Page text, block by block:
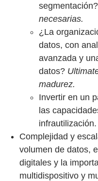
segmentación?
necesarias.
¿La
datos, con
avanzada y
datos?
madurez.
Invertir en un
las
infrautilización.
Complejidad y
volumen de datos,
digitales y la
multidispositivo y